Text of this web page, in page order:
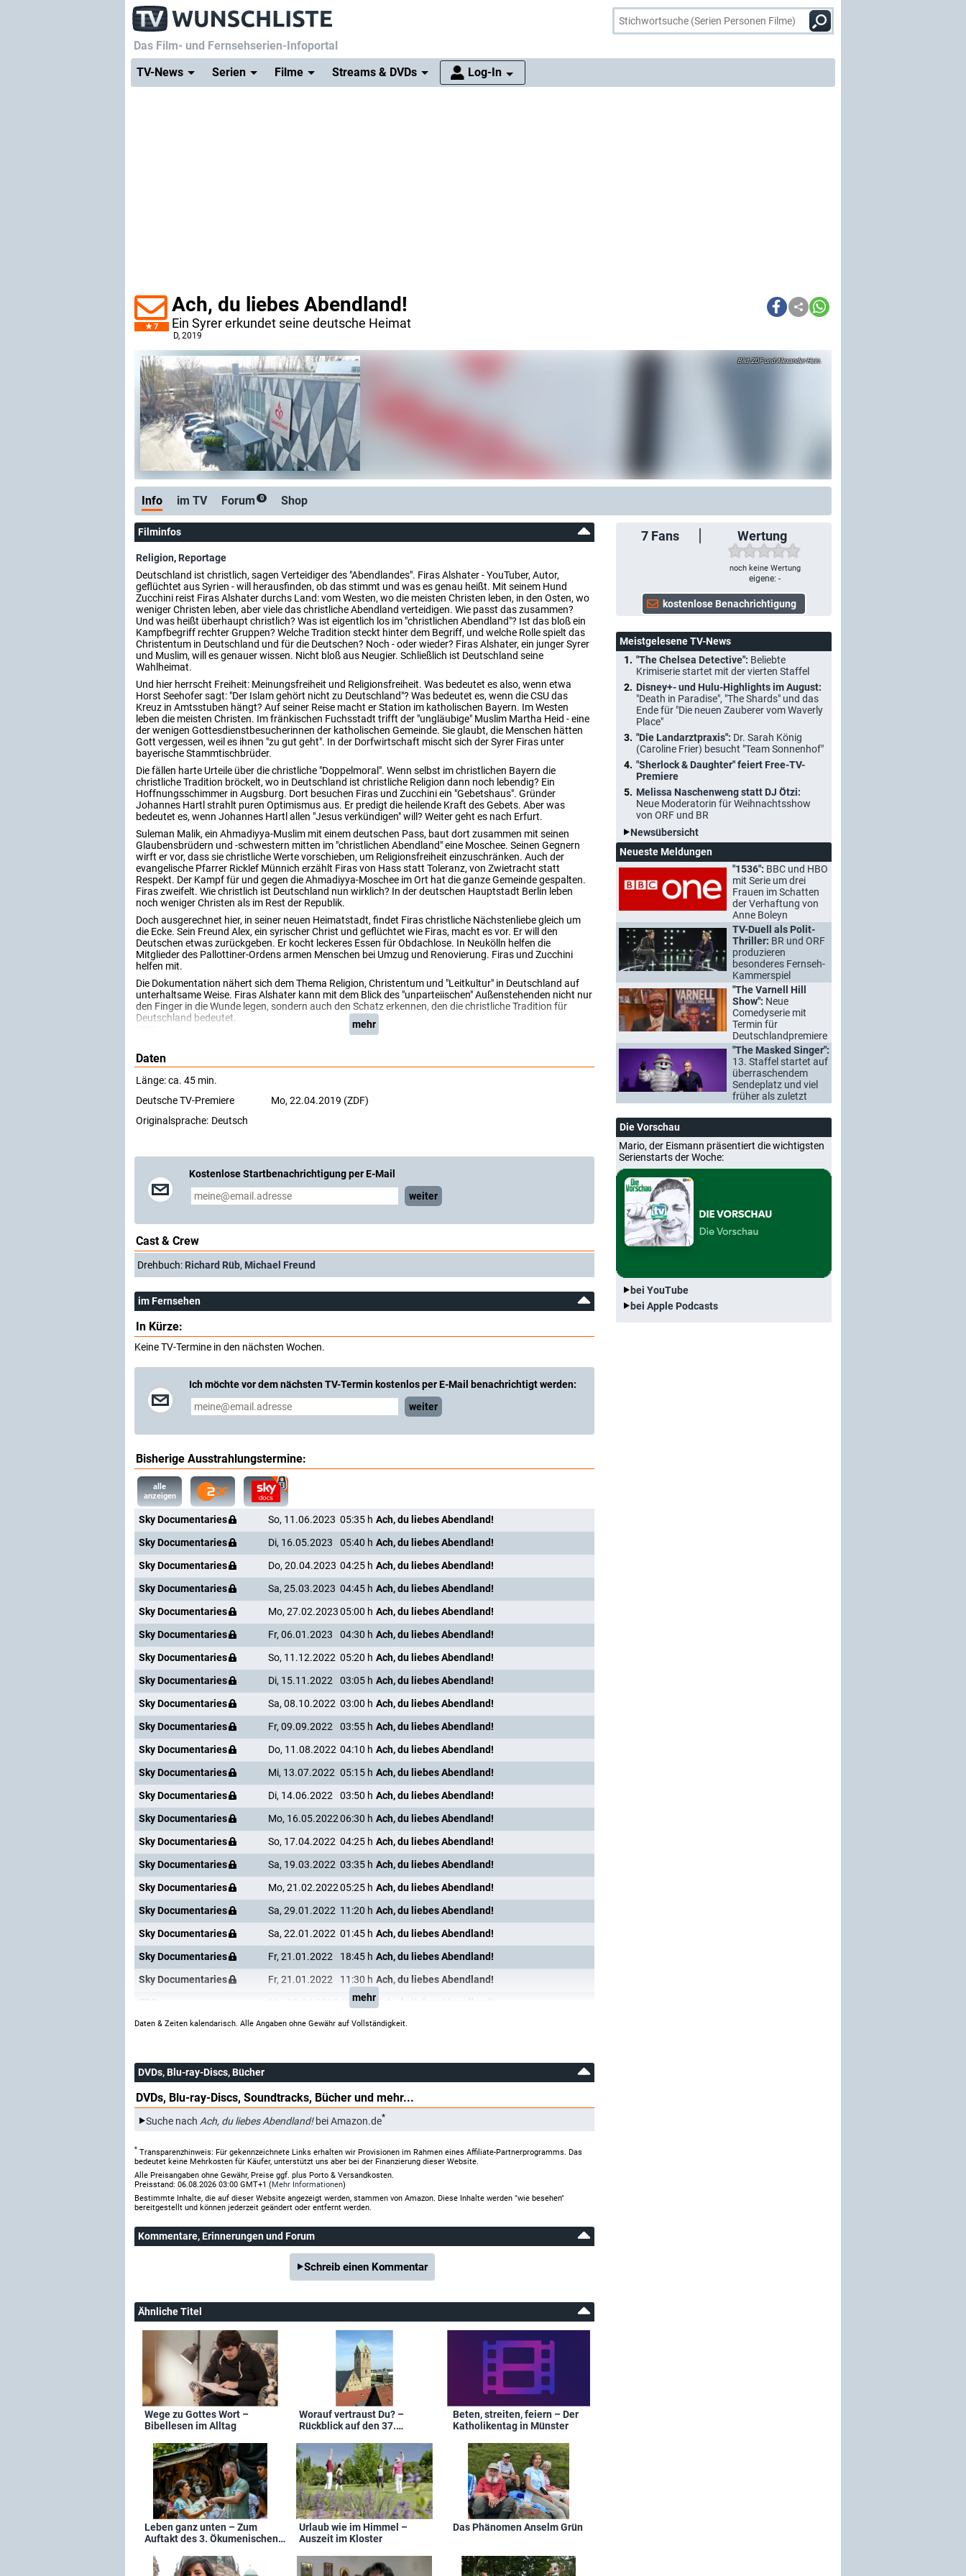
Das Film- und Fernsehserien-Infoportal
TV-News
Serien Filme Streams & DVDs Log-In
7
Ach, du liebes Abendland!
Ein Syrer erkundet seine deutsche Heimat
D, 2019
ZDF und Alexander Hein.
Info im TV Forum 0 Shop
7 Fans Wertung
noch keine Wertung
eigene: -
Filminfos
Religion,Reportage
Deutschland ist christlich, sagen Verteidiger des "Abendlandes". Firas Alshater - YouTuber, Autor,
geflüchtet aus Syrien - will herausfinden, ob das stimmt und was es genau heißt. Mit seinem Hund
Zucchini reist Firas Alshater durchs Land: vom Westen, wo die meisten Christen leben, in den Osten, wo
weniger Christen leben, aber viele das christliche Abendland verteidigen. Wie passt das zusammen?
Und was heißt überhaupt christlich? Was ist eigentlich los im "christlichen Abendland"? Ist das bloß ein
Kampfbegriff rechter Gruppen? Welche Tradition steckt hinter dem Begriff, und welche Rolle spielt das
Christentum in Deutschland und für die Deutschen? Noch - oder wieder? Firas Alshater, ein junger Syrer
und Muslim, will es genauer wissen. Nicht bloß aus Neugier. Schließlich ist Deutschland seine
Wahlheimat.
Und hier herrscht Freiheit: Meinungsfreiheit und Religionsfreiheit. Was bedeutet es also, wenn etwa
Horst Seehofer sagt: "Der Islam gehört nicht zu Deutschland"? Was bedeutet es, wenn die CSU das
Kreuz in Amtsstuben hängt? Auf seiner Reise macht er Station im katholischen Bayern. Im Westen
leben die meisten Christen. Im fränkischen Fuchsstadt trifft der "ungläubige" Muslim Martha Heid - eine
der wenigen Gottesdienstbesucherinnen der katholischen Gemeinde. Sie glaubt, die Menschen hätten
Gott vergessen, weil es ihnen "zu gut geht". In der Dorfwirtschaft mischt sich der Syrer Firas unter
bayerische Stammtischbrüder.
Die fällen harte Urteile über die christliche "Doppelmoral". Wenn selbst im christlichen Bayern die
christliche Tradition bröckelt, wo in Deutschland ist christliche Religion dann noch lebendig? Ein
Hoffnungsschimmer in Augsburg. Dort besuchen Firas und Zucchini ein "Gebetshaus". Gründer
Johannes Hartl strahlt puren Optimismus aus. Er predigt die heilende Kraft des Gebets. Aber was
bedeutet es, wenn Johannes Hartl allen "Jesus verkündigen" will? Weiter geht es nach Erfurt.
Suleman Malik, ein Ahmadiyya-Muslim mit einem deutschen Pass, baut dort zusammen mit seinen
Glaubensbrüdern und -schwestern mitten im "christlichen Abendland" eine Moschee. Seinen Gegnern
wirft er vor, dass sie christliche Werte vorschieben, um Religionsfreiheit einzuschränken. Auch der
evangelische Pfarrer Ricklef Münnich erzählt Firas von Hass statt Toleranz, von Zwietracht statt
Respekt. Der Kampf für und gegen die Ahmadiyya-Moschee im Ort hat die ganze Gemeinde gespalten.
Firas zweifelt. Wie christlich ist Deutschland nun wirklich? In der deutschen Hauptstadt Berlin leben
noch weniger Christen als im Rest der Republik.
Doch ausgerechnet hier, in seiner neuen Heimatstadt, findet Firas christliche Nächstenliebe gleich um
die Ecke. Sein Freund Alex, ein syrischer Christ und geflüchtet wie Firas, macht es vor. Er will den
Deutschen etwas zurückgeben. Er kocht leckeres Essen für Obdachlose. In Neukölln helfen die
Mitglieder des Pallottiner-Ordens armen Menschen bei Umzug und Renovierung. Firas und Zucchini
helfen mit.
Die Dokumentation nähert sich dem Thema Religion, Christentum und "Leitkultur" in Deutschland auf
unterhaltsame Weise. Firas Alshater kann mit dem Blick des "unparteiischen" Außenstehenden nicht nur
den Finger in die Wunde legen, sondern auch den Schatz erkennen, den die christliche Tradition für
Deutschland bedeutet.
mehr
Daten
Länge: ca. 45 min.
Deutsche TV-Premiere
Mo, 22.04.2019 (ZDF)
Originalsprache: Deutsch
Kostenlose Startbenachrichtigung per E-Mail
weiter
Cast & Crew
Drehbuch: Richard Rüb, Michael Freund
im Fernsehen
In Kürze:
Keine TV-Termine in den nächsten Wochen.
Ich möchte vor dem nächsten TV-Termin kostenlos per E-Mail benachrichtigt werden:
weiter
Bisherige Ausstrahlungstermine:
alle
anzeigen
Sky Documentaries So, 11.06.2023 05:35 h Ach, du liebes Abendland!
Sky Documentaries
Di, 16.05.2023 05:40 h Ach, du liebes Abendland!
Sky Documentaries
Do, 20.04.2023 04:25 h Ach, du liebes Abendland!
Sky Documentaries
Sa, 25.03.2023 04:45 h Ach, du liebes Abendland!
Sky Documentaries
Mo, 27.02.202305:00 h Ach, du liebes Abendland!
Sky Documentaries
Fr, 06.01.2023 04:30 h Ach, du liebes Abendland!
Sky Documentaries
So, 11.12.2022 05:20 h Ach, du liebes Abendland!
Sky Documentaries
Di, 15.11.2022 03:05 h Ach, du liebes Abendland!
Sky Documentaries
Sa, 08.10.2022 03:00 h Ach, du liebes Abendland!
Sky Documentaries
Fr, 09.09.2022 03:55 h Ach, du liebes Abendland!
Sky Documentaries
Do, 11.08.2022 04:10 h Ach, du liebes Abendland!
Sky Documentaries
Mi, 13.07.2022 05:15 h Ach, du liebes Abendland!
Sky Documentaries
Di, 14.06.2022 03:50 h Ach, du liebes Abendland!
Sky Documentaries
Mo, 16.05.202206:30 h Ach, du liebes Abendland!
Sky Documentaries
So, 17.04.2022 04:25 h Ach, du liebes Abendland!
Sky Documentaries
Sa, 19.03.2022 03:35 h Ach, du liebes Abendland!
Sky Documentaries
Mo, 21.02.202205:25 h Ach, du liebes Abendland!
Sky Documentaries
Sa, 29.01.2022 11:20 h Ach, du liebes Abendland!
Sky Documentaries
Sa, 22.01.2022 01:45 h Ach, du liebes Abendland!
Sky Documentaries
Fr, 21.01.2022 18:45 h Ach, du liebes Abendland!
Sky Documentaries
Fr, 21.01.2022 11:30 h Ach, du liebes Abendland!
18:15h
mehr
Daten & Zeiten kalendarisch. Alle Angaben ohne Gewähr auf Vollständigkeit.
DVDs, Blu-ray-Discs, Bücher
DVDs, Blu-ray-Discs, Soundtracks, Bücher und mehr...
Suche nach Ach, du liebes Abendland!bei Amazon.de*
* Transparenzhinweis: Für gekennzeichnete Links erhalten wir Provisionen im Rahmen eines Affiliate-Partnerprogramms. Das
bedeutet keine Mehrkosten für Käufer, unterstützt uns aber bei der Finanzierung dieser Website.
Alle Preisangaben ohne Gewähr, Preise ggf. plus Porto & Versandkosten.
Preisstand: 06.08.2026 03:00 GMT+1 (Mehr Informationen)
Bestimmte Inhalte, die auf dieser Website angezeigt werden, stammen von Amazon. Diese Inhalte werden "wie besehen"
bereitgestellt und können jederzeit geändert oder entfernt werden.
Kommentare, Erinnerungen und Forum
Schreib einen Kommentar
Ähnliche Titel
Wege zu Gottes Wort –
Bibellesen im Alltag
Worauf vertraust Du? –
Rückblick auf den 37.
Dortmund
Beten, streiten, feiern – Der
Katholikentag in Münster
Leben ganz unten – Zum
Auftakt des 3. Ökumenischen
Urlaub wie im Himmel –
Auszeit im Kloster
Das Phänomen Anselm Grün
Meistgelesene TV-News
"The Chelsea Detective": Beliebte
Krimiserie startet mit der vierten Staffel
Disney+- und Hulu-Highlights im August:
"Death in Paradise", "The Shards" und das
Ende für "Die neuen Zauberer vom Waverly
Place"
"Die Landarztpraxis": Dr. Sarah König
(Caroline Frier) besucht "Team Sonnenhof"
"Sherlock & Daughter" feiert Free-TV-
Premiere
Melissa Naschenweng statt DJ Ötzi:
Neue Moderatorin für Weihnachtsshow
von ORF und BR
Newsübersicht
Neueste Meldungen
"1536": BBC und HBO
mit Serie um drei
Frauen im Schatten
der Verhaftung von
Anne Boleyn
TV-Duell als Polit-
Thriller: BR und ORF
produzieren
besonderes Fernseh-
Kammerspiel
"The Varnell Hill
Show": Neue
Comedyserie mit
Termin für
Deutschlandpremiere
"The Masked Singer":
13. Staffel startet auf
überraschendem
Sendeplatz und viel
früher als zuletzt
Die Vorschau
Mario, der Eismann präsentiert die wichtigsten
Serienstarts der Woche:
bei YouTube
bei Apple Podcasts